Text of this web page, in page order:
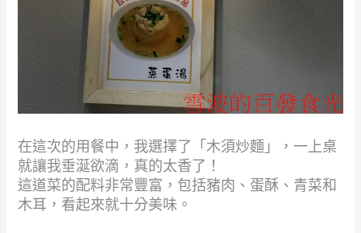
在這次的用餐中，我選擇了「木須炒麵」，一上桌
就讓我垂涎欲滴，真的太香了！
這道菜的配料非常豐富，包括豬肉、蛋酥、青菜和
木耳，看起來就十分美味。